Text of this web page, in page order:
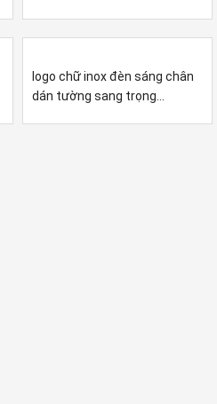
logo chữ inox đèn sáng chân
dán tường sang trọng...